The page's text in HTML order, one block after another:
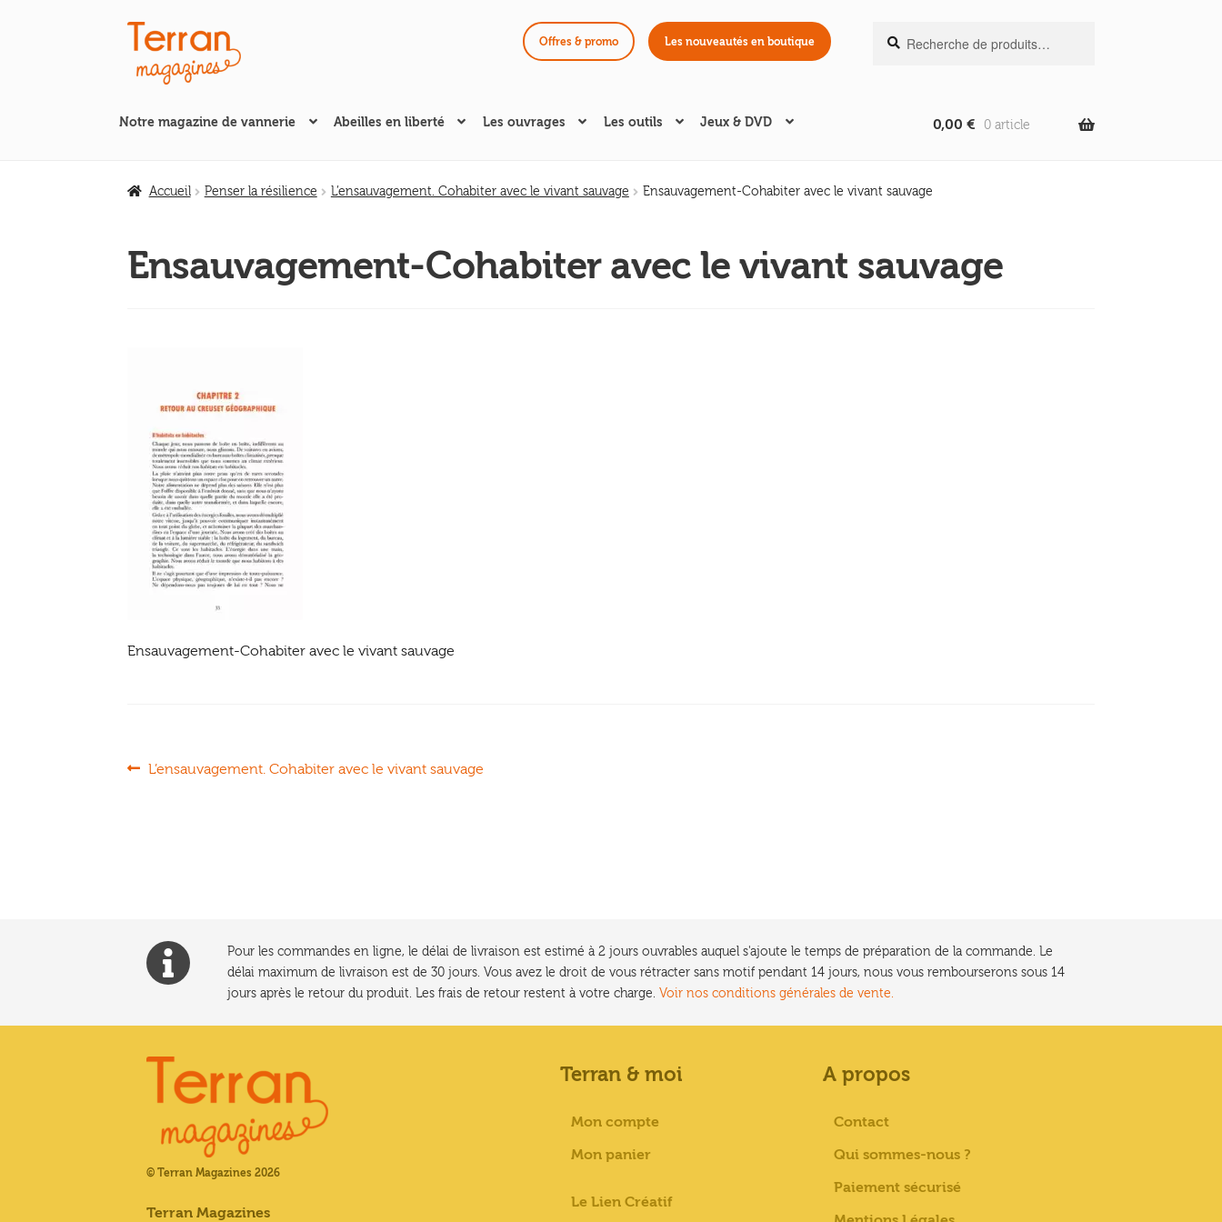
Aller
à
la
Aller
au
contenu
Offres & promo Les nouveautés en boutique
pour :
Recherche
Notre magazine de vannerie Abeilles en liberté Les ouvrages Les outils Jeux & DVD 0,00 € 0 article
Accueil Penser la résilience L’ensauvagement. Cohabiter avec le vivant sauvage Ensauvagement-Cohabiter avec le vivant sauvage
Ensauvagement-Cohabiter avec le vivant sauvage
Ensauvagement-Cohabiter avec le vivant sauvage
Navigation
Article
L’ensauvagement. Cohabiter avec le vivant sauvage
Pour les commandes en ligne, le délai de livraison est estimé à 2 jours ouvrables auquel s'ajoute le temps de préparation de la commande. Le
délai maximum de livraison est de 30 jours. Vous avez le droit de vous rétracter sans motif pendant 14 jours, nous vous rembourserons sous 14
jours après le retour du produit. Les frais de retour restent à votre charge. Voir nos conditions générales de vente.
© Terran Magazines 2026
Terran Magazines
Terran & moi
Mon compte
Mon panier
Le Lien Créatif
A propos
Contact
Qui sommes-nous ?
Paiement sécurisé